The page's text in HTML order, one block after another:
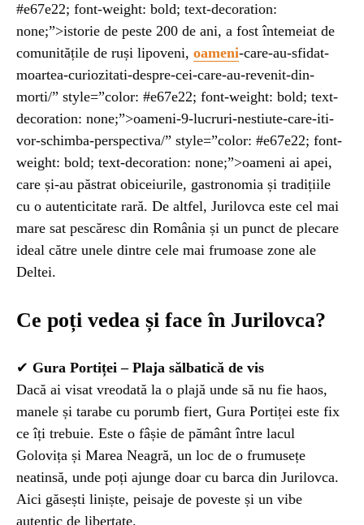
#e67e22; font-weight: bold; text-decoration:
none;”>istorie de peste 200 de ani, a fost întemeiat de
comunitățile de ruși lipoveni, oameni-care-au-sfidat-
moartea-curiozitati-despre-cei-care-au-revenit-din-
morti/” style=”color: #e67e22; font-weight: bold; text-
decoration: none;”>oameni-9-lucruri-nestiute-care-iti-
vor-schimba-perspectiva/” style=”color: #e67e22; font-
weight: bold; text-decoration: none;”>oameni ai apei,
care și-au păstrat obiceiurile, gastronomia și tradițiile
cu o autenticitate rară. De altfel, Jurilovca este cel mai
mare sat pescăresc din România și un punct de plecare
ideal către unele dintre cele mai frumoase zone ale
Deltei.
Ce poți vedea și face în Jurilovca?
✔ Gura Portiței – Plaja sălbatică de vis
Dacă ai visat vreodată la o plajă unde să nu fie haos,
manele și tarabe cu porumb fiert, Gura Portiței este fix
ce îți trebuie. Este o fâșie de pământ între lacul
Golovița și Marea Neagră, un loc de o frumusețe
neatinsă, unde poți ajunge doar cu barca din Jurilovca.
Aici găsești liniște, peisaje de poveste și un vibe
autentic de libertate.
BLOG 2 years ago
Espressor paduri Senseo blocat?Afla cum îl
poti debloca
ȘTIINȚA
Ai simțit vreodată deja-vu? Află de ce se
întâmplă